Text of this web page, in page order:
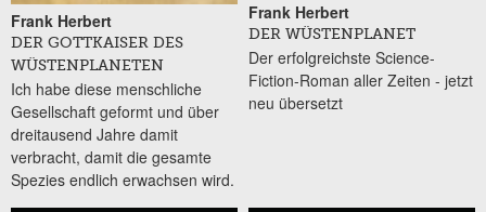
Frank Herbert
DER GOTTKAISER DES
WÜSTENPLANETEN
Ich habe diese menschliche
Gesellschaft geformt und über
dreitausend Jahre damit
verbracht, damit die gesamte
Spezies endlich erwachsen wird.
Frank Herbert
DER WÜSTENPLANET
Der erfolgreichste Science-
Fiction-Roman aller Zeiten - jetzt
neu übersetzt